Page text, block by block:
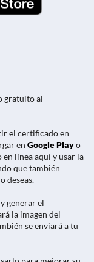
gratuito al
el certificado en
en Google Playo
línea aquí y usar la
que también
deseas.
generar el
la imagen del
se enviará a tu